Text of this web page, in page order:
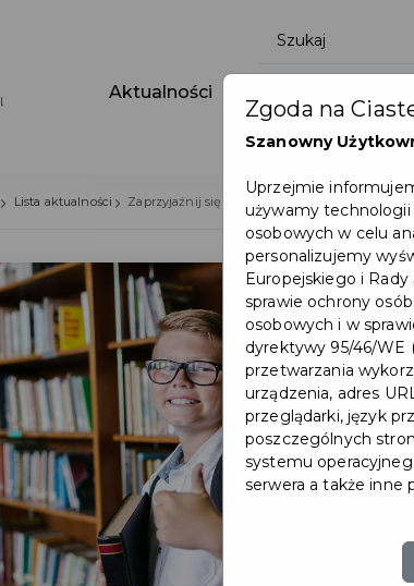
Aktualności
Lista aktualności Zaprzyjaźnij się z książką – konkurs czytelniczy
Zgoda na
Szanowny
Uprzejmie
używamy technologii
osobowych w celu
personalizujemy
Europejskiego i Rady
sprawie ochrony
osobowych i w
dyrektywy 95/46/WE
przetwarzania
urządzenia, adres
przeglądarki, język
poszczególnych
systemu
serwera a także inne